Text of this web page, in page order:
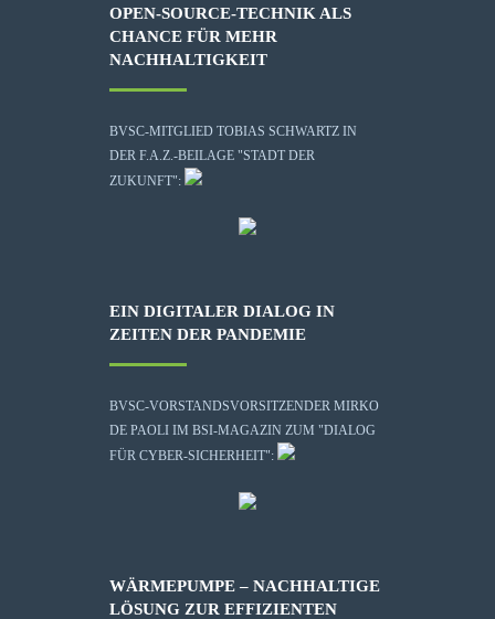
OPEN-SOURCE-TECHNIK ALS
CHANCE FÜR MEHR
NACHHALTIGKEIT
BVSC-MITGLIED TOBIAS SCHWARTZ IN
DER F.A.Z.-BEILAGE "STADT DER
ZUKUNFT":
EIN DIGITALER DIALOG IN
ZEITEN DER PANDEMIE
BVSC-VORSTANDSVORSITZENDER MIRKO
DE PAOLI IM BSI-MAGAZIN ZUM "DIALOG
FÜR CYBER-SICHERHEIT":
WÄRMEPUMPE – NACHHALTIGE
LÖSUNG ZUR EFFIZIENTEN